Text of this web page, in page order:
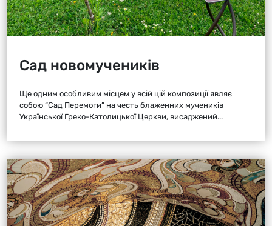
Сад новомучеників
Ще одним особливим місцем у всій цій композиції являє
собою “Сад Перемоги” на честь блаженних мучеників
Української Греко-Католицької Церкви, висаджений...